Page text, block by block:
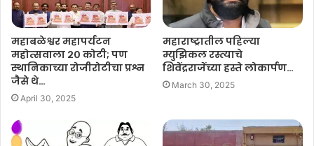
महाबळेश्वर महापर्यटन
महोत्सवाला २० कोटी; पण
स्थानिकाच्या रोजीरोटीचा प्रश्न
जैसे थे…
April 30, 2025
महाराष्ट्रातील पहिल्या
म्युझिकल रस्त्याचे
शिवेंद्रराजेंच्या हस्ते लोकार्पण…
March 30, 2025